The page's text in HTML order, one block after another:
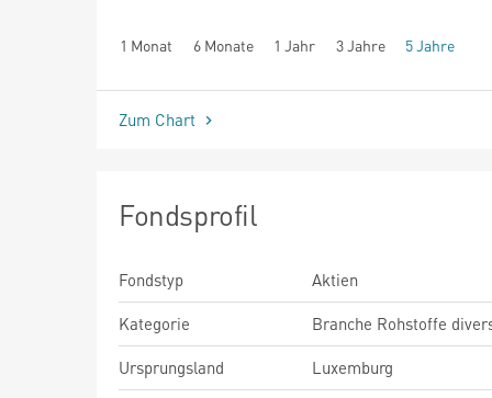
1 Monat 6 Monate 1 Jahr 3 Jahre 5 Jahre
seit Beginn
Zum Chart
Fondsprofil
Fondstyp
Aktien
Kategorie
Branche Rohstoffe
Ursprungsland
Luxemburg